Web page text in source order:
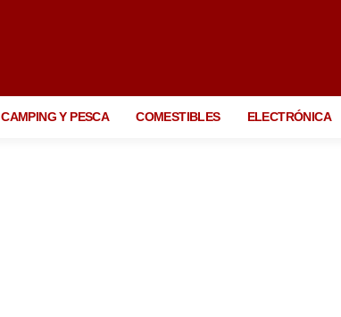
CAMPING Y PESCA COMESTIBLES ELECTRÓNICA